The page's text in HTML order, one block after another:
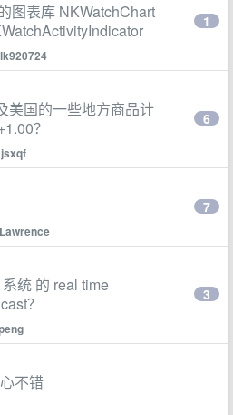
图表库 NKWatchChart
lk920724
1
美国的一些地方商品计
？
jsxqf
6
Lawrence
7
统 的 real time
？
3
不错